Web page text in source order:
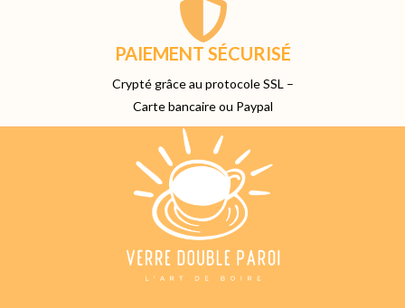
PAIEMENT SÉCURISÉ
Crypté grâce au protocole SSL –
Carte bancaire ou Paypal